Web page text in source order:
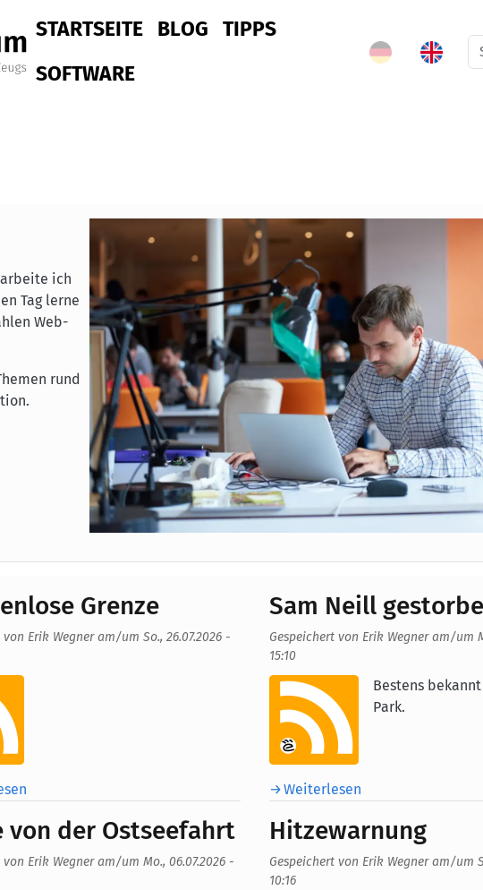
Hauptnavigation
STARTSEITE BLOG
TIPPS
SOFTWARE
ich
Tag lerne
Web-
rund
Grenze
von Erik Wegneram/umSo., 26.07.2026 -
Sam Neill
Gespeichert von Erik Wegneram/um
15:10
Aufmacherbild
Bestens bekannt
Park.
Weiterlesen
von der Ostseefahrt
von Erik Wegneram/umMo., 06.07.2026 -
Hitzewarnung
Gespeichert von Erik Wegneram/um
10:16